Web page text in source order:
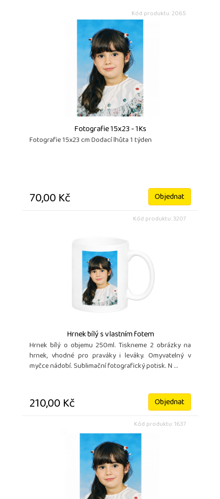
Kód produktu: 2065
Fotografie 15x23 - 1Ks
Fotografie 15x23 cm Dodací lhůta 1 týden
70,00 Kč Objednat
Kód produktu: 3207
Hrnek bílý s vlastním fotem
Hrnek bílý o objemu 250ml. Tiskneme 2 obrázky na
hrnek, vhodné pro praváky i leváky. Omyvatelný v
myčce nádobí. Sublimační fotografický potisk. N ...
210,00 Kč Objednat
Kód produktu: 1637